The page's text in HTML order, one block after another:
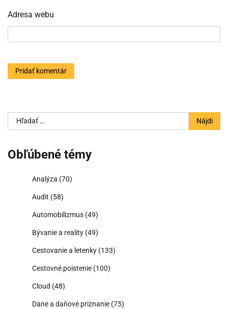
Adresa webu
Hľadať:
Obľúbené témy
Analýza (70)
Audit (58)
Automobilizmus (49)
Bývanie a reality (49)
Cestovanie a letenky (133)
Cestovné poistenie (100)
Cloud (48)
Dane a daňové priznanie (75)